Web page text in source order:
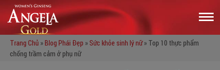
Trang Chủ »Blog Phái Đẹp » Sức khỏe sinh lý nữ» Top 10 thực phẩm
chống trầm cảm ở phụ nữ